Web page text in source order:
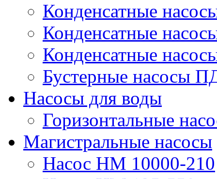
Конденсатные
Конденсатные
Конденсатные
Бустерные насосы
Насосы для воды
Горизонтальные
Магистральные насосы
Насос НМ 10000-210